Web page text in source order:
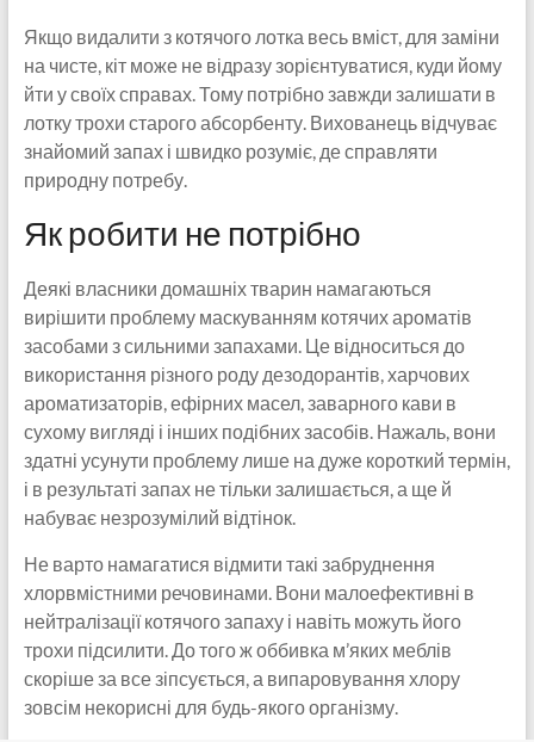
Якщо видалити з котячого лотка весь вміст, для заміни
на чисте, кіт може не відразу зорієнтуватися, куди йому
йти у своїх справах. Тому потрібно завжди залишати в
лотку трохи старого абсорбенту. Вихованець відчуває
знайомий запах і швидко розуміє, де справляти
природну потребу.
Як робити не потрібно
Деякі власники домашніх тварин намагаються
вирішити проблему маскуванням котячих ароматів
засобами з сильними запахами. Це відноситься до
використання різного роду дезодорантів, харчових
ароматизаторів, ефірних масел, заварного кави в
сухому вигляді і інших подібних засобів. Нажаль, вони
здатні усунути проблему лише на дуже короткий термін,
і в результаті запах не тільки залишається, а ще й
набуває незрозумілий відтінок.
Не варто намагатися відмити такі забруднення
хлорвмістними речовинами. Вони малоефективні в
нейтралізації котячого запаху і навіть можуть його
трохи підсилити. До того ж оббивка м’яких меблів
скоріше за все зіпсується, а випаровування хлору
зовсім некорисні для будь-якого організму.